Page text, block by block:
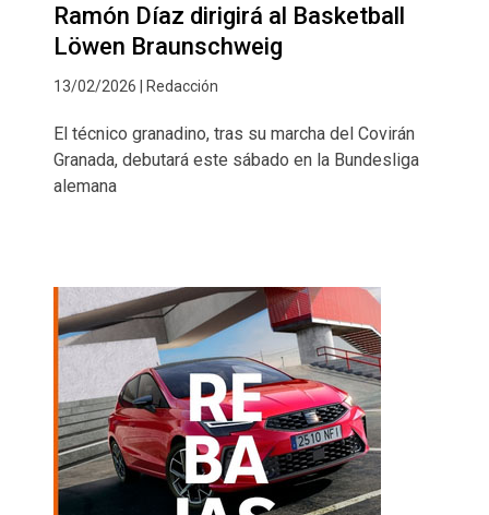
Ramón Díaz dirigirá al Basketball
Löwen Braunschweig
13/02/2026 | Redacción
El técnico granadino, tras su marcha del Covirán
Granada, debutará este sábado en la Bundesliga
alemana